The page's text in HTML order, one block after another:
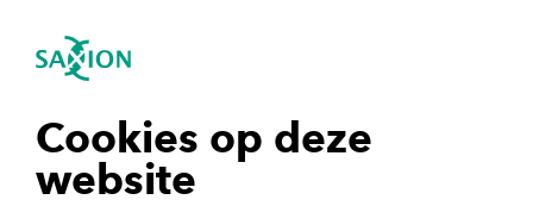
Cookies op deze
website
Navigatie openen
tonen
tonen
sluiten